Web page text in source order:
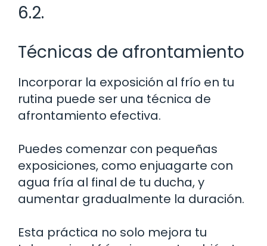
6.2.
Técnicas de afrontamiento
Incorporar la exposición al frío en tu
rutina puede ser una técnica de
afrontamiento efectiva.
Puedes comenzar con pequeñas
exposiciones, como enjuagarte con
agua fría al final de tu ducha, y
aumentar gradualmente la duración.
Esta práctica no solo mejora tu